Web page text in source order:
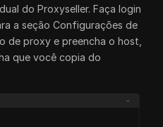
do Proxyseller. Faça login
a seção Configurações de
de proxy e preencha o host,
que você copia do